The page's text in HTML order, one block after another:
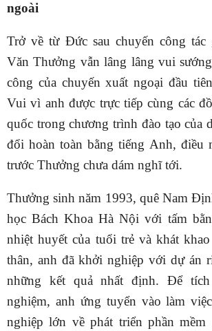
ngoài
Trở về từ Đức sau chuyến công tác
Văn Thưởng vẫn lâng lâng vui
công của chuyến xuất ngoại đầu
Vui vì anh được trực tiếp cùng các
quốc trong chương trình đào tạo của
đổi hoàn toàn bằng tiếng Anh, điều
trước Thưởng chưa dám nghĩ tới.
Thưởng sinh năm 1993, quê Nam
học Bách Khoa Hà Nội với tấm
nhiệt huyết của tuổi trẻ và khát
thân, anh đã khởi nghiệp với dự án
những kết quả nhất định. Để
nghiệm, anh ứng tuyển vào làm
nghiệp lớn về phát triển phần